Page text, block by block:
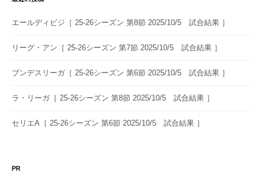
ョ
エールディビジ［ 25-26シーズン 第8節 2025/10/5 試合結果 ］
リーグ・アン［ 25-26シーズン 第7節 2025/10/5 試合結果 ］
ブンデスリーガ［ 25-26シーズン 第6節 2025/10/5 試合結果 ］
ラ・リーガ［ 25-26シーズン 第8節 2025/10/5 試合結果 ］
セリエA［ 25-26シーズン 第6節 2025/10/5 試合結果 ］
PR